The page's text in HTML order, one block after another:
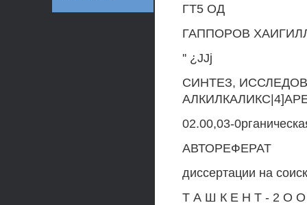
ГТ5 ОД
ГАППОРОВ
'' ¿JJj
СИНТЕЗ,
02.00,03-
АВТОРЕФЕРАТ
диссертации на
Т А Ш К Е H Т - 2 О